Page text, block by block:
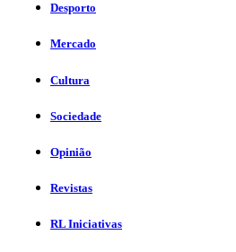
Desporto
Mercado
Cultura
Sociedade
Opinião
Revistas
RL Iniciativas